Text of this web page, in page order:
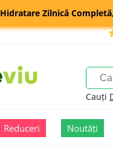
Hidratare Zilnică
Cauți
Reduceri Noutăți